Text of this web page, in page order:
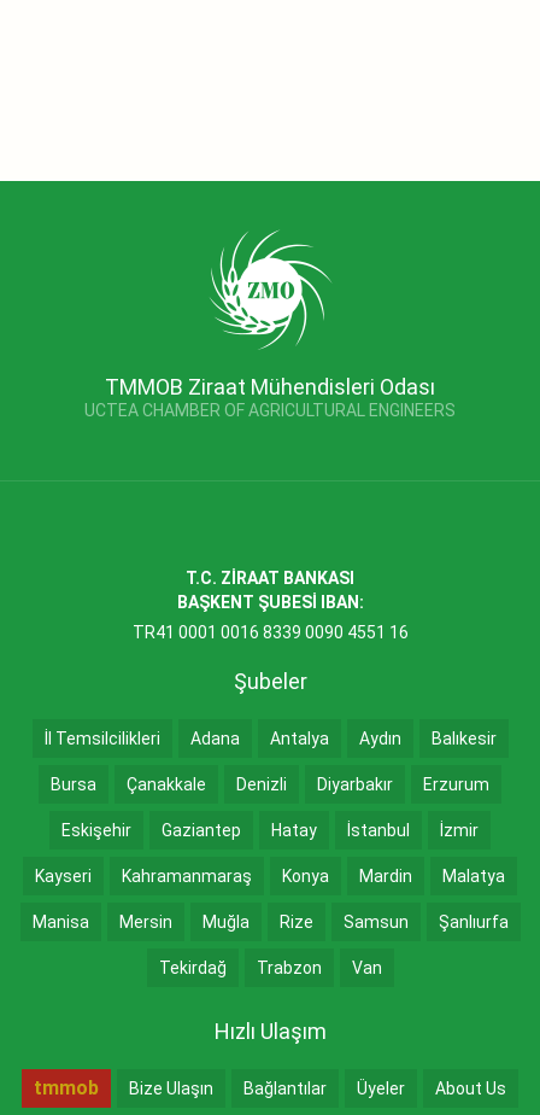
TMMOB Ziraat Mühendisleri Odası
UCTEA CHAMBER OF AGRICULTURAL ENGINEERS
T.C. ZİRAAT BANKASI
BAŞKENT ŞUBESİ IBAN:
TR41 0001 0016 8339 0090 4551 16
Şubeler
İl Temsilcilikleri Adana Antalya Aydın Balıkesir
Bursa Çanakkale Denizli Diyarbakır Erzurum
Eskişehir Gaziantep Hatay İstanbul İzmir
Kayseri Kahramanmaraş Konya Mardin Malatya
Manisa Mersin Muğla Rize Samsun Şanlıurfa
Tekirdağ Trabzon Van
Hızlı Ulaşım
tmmob Bize Ulaşın Bağlantılar Üyeler About Us